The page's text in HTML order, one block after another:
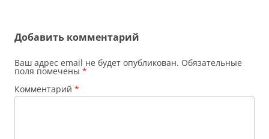
Добавить комментарий
Ваш адрес email не будет опубликован. Обязательные
поля помечены *
Комментарий *